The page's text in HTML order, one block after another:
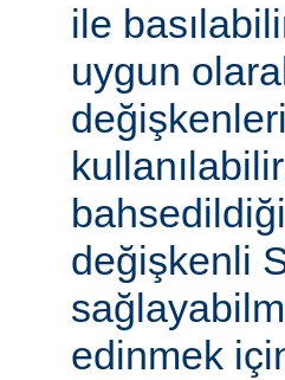
ile
uygun
değişkenli
edinmek